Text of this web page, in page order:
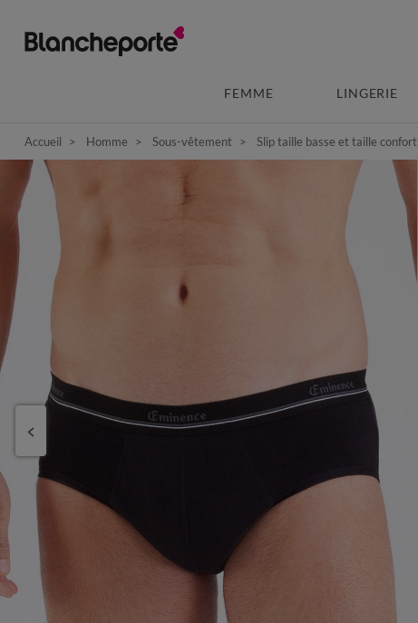
FEMME LINGERIE
Accueil Homme Sous-vêtement Slip taille basse et taille confort